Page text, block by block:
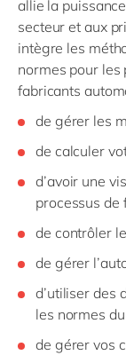
allie la
secteur et aux
intègre les
normes pour les
fabricants
de gérer les
de calculer
d’avoir une
processus de
de contrôler
de gérer
d’utiliser des
les normes
de gérer vos